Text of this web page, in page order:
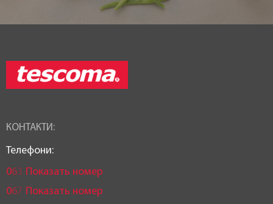
КОНТАКТИ:
Телефони:
063 Показать номер
067 Показать номер